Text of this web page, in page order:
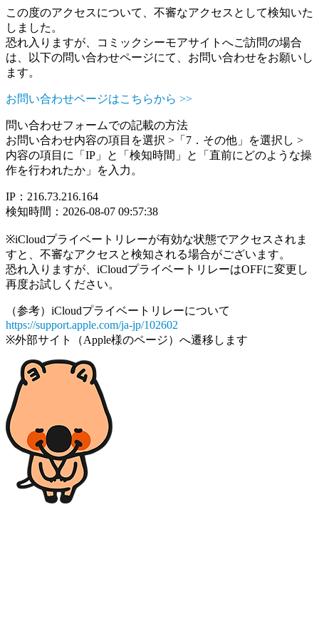
この度のアクセスについて、不審なアクセスとして検知いた
しました。
恐れ入りますが、コミックシーモアサイトへご訪問の場合
は、以下の問い合わせページにて、お問い合わせをお願いし
ます。
お問い合わせページはこちらから >>
問い合わせフォームでの記載の方法
お問い合わせ内容の項目を選択 >「7．その他」を選択し >
内容の項目に「IP」と「検知時間」と「直前にどのような操
作を行われたか」を入力。
IP：216.73.216.164
検知時間：2026-08-07 09:57:38
※iCloudプライベートリレーが有効な状態でアクセスされま
すと、不審なアクセスと検知される場合がございます。
恐れ入りますが、iCloudプライベートリレーはOFFに変更し
再度お試しください。
（参考）iCloudプライベートリレーについて
https://support.apple.com/ja-jp/102602
※外部サイト（Apple様のページ）へ遷移します